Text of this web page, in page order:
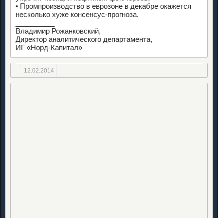
• Промпроизводство в еврозоне в декабре окажется
несколько хуже консенсус-прогноза.
Владимир Рожанковский,
Директор аналитического департамента,
ИГ «Норд-Капитал»
12.02.2014